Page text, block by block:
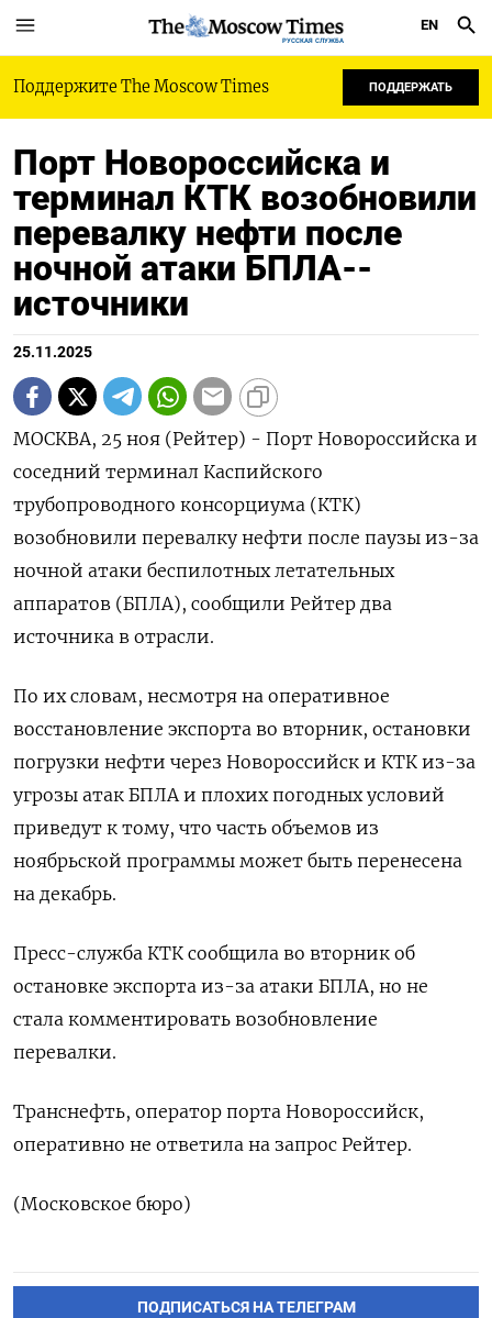
РУССКАЯ СЛУЖБА
EN
Поддержите The Moscow Times ПОДДЕРЖАТЬ
Порт Новороссийска и
терминал КТК возобновили
перевалку нефти после
ночной атаки БПЛА--
источники
25.11.2025
МОСКВА, 25 ноя (Рейтер) - Порт Новороссийска и
соседний терминал Каспийского
трубопроводного консорциума (КТК)
возобновили перевалку нефти после паузы из-за
ночной атаки беспилотных летательных
аппаратов (БПЛА), сообщили Рейтер два
источника в отрасли.
По их словам, несмотря на оперативное
восстановление экспорта во вторник, остановки
погрузки нефти через Новороссийск и КТК из-за
угрозы атак БПЛА и плохих погодных условий
приведут к тому, что часть объемов из
ноябрьской программы может быть перенесена
на декабрь.
Пресс-служба КТК сообщила во вторник об
остановке экспорта из-за атаки БПЛА, но не
стала комментировать возобновление
перевалки.
Транснефть, оператор порта Новороссийск,
оперативно не ответила на запрос Рейтер.
(Московское бюро)
ПОДПИСАТЬСЯ НА ТЕЛЕГРАМ